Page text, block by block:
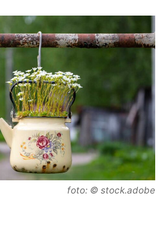
foto: © stock.adobe